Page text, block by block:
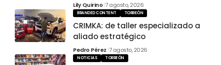
Lily Quirino 7 agosto, 2026
BRANDED CONTENT TORREÓN
CRIMKA: de taller especializado a
aliado estratégico
Pedro Pérez 7 agosto, 2026
NOTICIAS TORREÓN